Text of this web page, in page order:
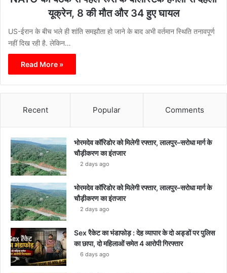
यूक्रेन, 8 की मौत और 34 हुए घायल
US-ईरान के बीच भले ही शांति समझौता हो जाने के बाद अभी वर्तमान स्थिति तनावपूर्ण
नहीं दिख रही है. लेकिन…
Read More »
Recent Popular Comments
भोरमदेव कॉरिडोर को मिलेगी रफ्तार, लालपुर–सरोधा मार्ग के
चौड़ीकरण का इंतजार
2 days ago
भोरमदेव कॉरिडोर को मिलेगी रफ्तार, लालपुर–सरोधा मार्ग के
चौड़ीकरण का इंतजार
2 days ago
Sex रैकेट का भंडाफोड़ : देह व्यापार के दो अड्डों पर पुलिस
का छापा, दो महिलाओं समेत 4 आरोपी गिरफ्तार
6 days ago